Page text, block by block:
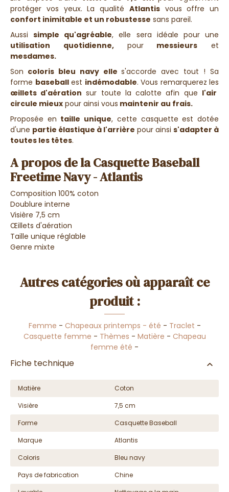
protéger vos yeux. La qualité Atlantisvous offre un
confort inimitable et un robustesse sans pareil.
Aussisimple qu'agréable, elle sera idéale pour une
utilisation quotidienne, pourmessieurs et
mesdames.
Son coloris bleu navy elles'accorde avec tout ! Sa
forme baseballest indémodable. Vous remarquerez les
œillets d'aération sur toute la calotte afin que l'air
circule mieux pour ainsi vous maintenir au frais.
Proposée en taille unique, cette casquette est dotée
d'une partie élastique à l'arrière pour ainsi s'adapter à
toutes les têtes.
A propos de la Casquette Baseball
Freetime Navy - Atlantis
Composition 100% coton
Doublure interne
Visière 7,5 cm
Œillets d'aération
Taille unique réglable
Genre mixte
Autres catégories où apparaît ce
produit :
Femme - Chapeaux printemps - été - Traclet -
Casquette femme - Thèmes - Matière - Chapeau
femme été -
Fiche technique
Matière
Coton
Visière
7,5 cm
Forme
Casquette Baseball
Marque
Atlantis
Coloris
Bleu navy
Pays de fabrication
Chine